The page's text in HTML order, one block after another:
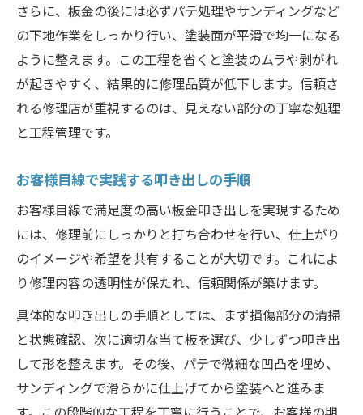
さらに、板金の後には必ずパテ処理やサンディングなど
の下地作業をしっかり行い、塗装面が平滑で均一になる
ように整えます。この工程を省くと塗装のムラや剥がれ
が起きやすく、結果的に修理品質が低下します。信頼さ
れる修理店が重視するのは、見えない部分の丁寧な処理
と工程管理です。
お客様目線で実践する叩き出しの手順
お客様目線で満足度の高い板金叩き出しを実現するため
には、修理前にしっかりと打ち合わせを行い、仕上がり
のイメージや希望を共有することが大切です。これによ
り修理内容の透明性が保たれ、信頼関係が築けます。
具体的な叩き出しの手順としては、まず損傷部分の清掃
と状態確認、次に適切な当て板を選び、少しずつ叩き出
して形を整えます。その後、パテで微細な凹凸を埋め、
サンディングで滑らかに仕上げてから塗装へと進みま